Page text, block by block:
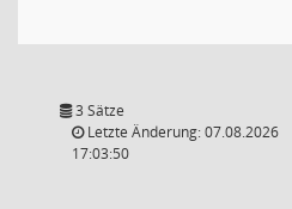
3 Sätze
Letzte Änderung: 07.08.2026
17:03:50